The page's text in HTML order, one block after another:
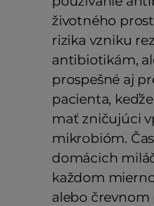
životného
rizika vzniku
antibiotikám,
prospešné aj
pacienta,
mať zničujúci
mikrobióm.
domácich
každom
alebo